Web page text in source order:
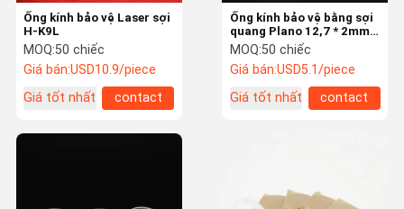
Ống kính bảo vệ bằng sợi
quang Plano 12,7 * 2mm
1064nmAR H-K9L
MOQ:50 chiếc
Giá bán:USD5.1/piece
Giá tốt nhất
contact
Ống kính bảo vệ Laser sợi
H-K9L
MOQ:50 chiếc
Giá bán:USD10.9/piece
Giá tốt nhất
contact